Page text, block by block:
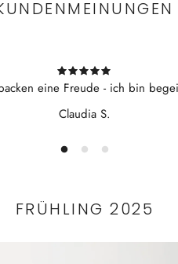
eine Freude - ich bin
Claudia S.
FRÜHLING 2025